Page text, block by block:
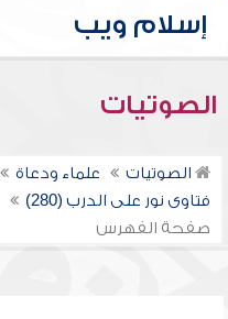
الصوتيات
الصوتيات علماء ودعاة
فتاوى نور على الدرب (280)
صفحة الفهرس